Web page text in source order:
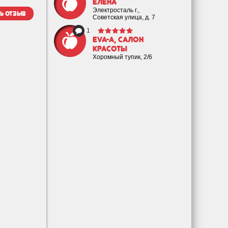
Елена
Электросталь г.,
Советская улица, д. 7
1
EVA-а, салон
красоты
Хоромный тупик, 2/6
отзыв